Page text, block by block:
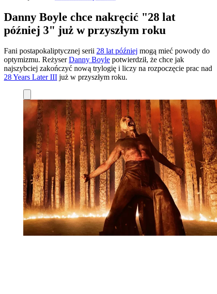
Danny Boyle chce nakręcić "28 lat
później 3" już w przyszłym roku
Fani postapokaliptycznej serii 28 lat później mogą mieć powody do
optymizmu. ReżyserDanny Boyle potwierdził, że chce jak
najszybciej zakończyć nową trylogię i liczy na rozpoczęcie prac nad
28 Years Later III już w przyszłym roku.